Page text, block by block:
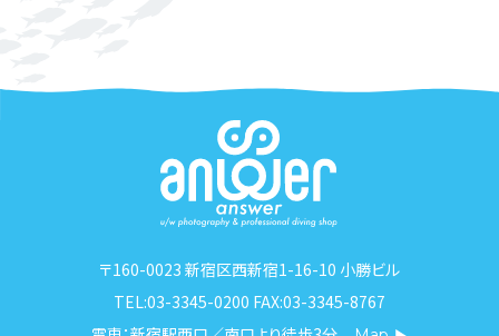
〒160-0023 新宿区西新宿1-16-10 小勝ビル
TEL:03-3345-0200 FAX:03-3345-8767